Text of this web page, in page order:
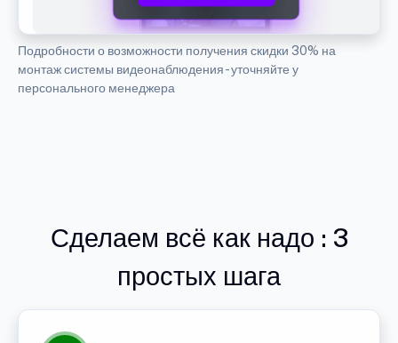
Подробности о возможности получения скидки 30% на
монтаж системы видеонаблюдения - уточняйте у
персонального менеджера
Сделаем всё как надо : 3
простых шага